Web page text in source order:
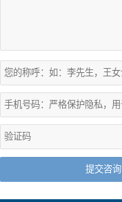
提交咨询